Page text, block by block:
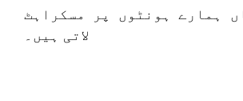
ہمارے ہونٹوں پر مسکراہٹ
لاتی ہیں۔